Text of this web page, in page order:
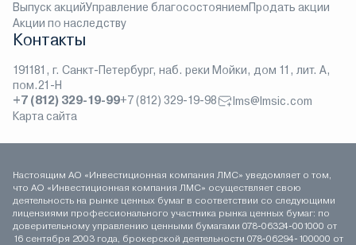
Выпуск акцийУправление благосостояниемПродать акции
Акции по наследству
Контакты
191181, г. Санкт-Петербург, наб. реки Мойки, дом 11, лит. А,
пом.21-Н
+7 (812) 329-19-99+7 (812) 329-19-98
lms@lmsic.com
Карта сайта
Настоящим АО «Инвестиционная компания ЛМС» уведомляет о том,
что АО «Инвестиционная компания ЛМС» осуществляет свою
деятельность на рынке ценных бумаг в соответствии со следующими
лицензиями профессионального участника рынка ценных бумаг: по
доверительному управлению ценными бумагами 078-06324-001000 от
16 сентября 2003 года, брокерской деятельности 078-06294-100000 от